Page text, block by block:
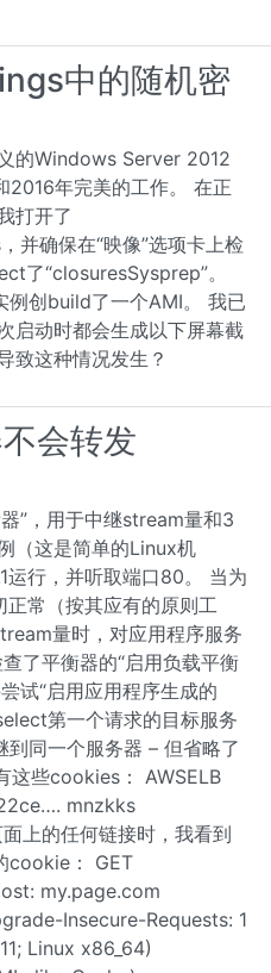
中的随机密
的Windows Server 2012
2016年完美的工作。 在正
打开了
并确保在“映像”选项卡上检
了“closuresSysprep”。
例创build了一个AMI。 我已
启动时都会生成以下屏幕截
致这种情况发生？
会转发
”，用于中继stream量和3
（这是简单的Linux机
运行，并听取端口80。 当为
正常（按其应有的原则工
量时，对应用程序服务
了平衡器的“启用负载平衡
试“启用应用程序生成的
第一个请求的目标服务
同一个服务器 – 但省略了
些cookies： AWSELB
mnzkks
上的任何链接时，我看到
cookie： GET
my.page.com
Insecure-Requests: 1
Linux x86_64)